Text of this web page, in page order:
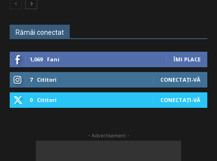
Rămâi conectat
1,069 Fani ÎMI PLACE
7 Cititori CONECTAȚI-VĂ
0 Cititori CONECTAȚI-VĂ
- Advertisement -